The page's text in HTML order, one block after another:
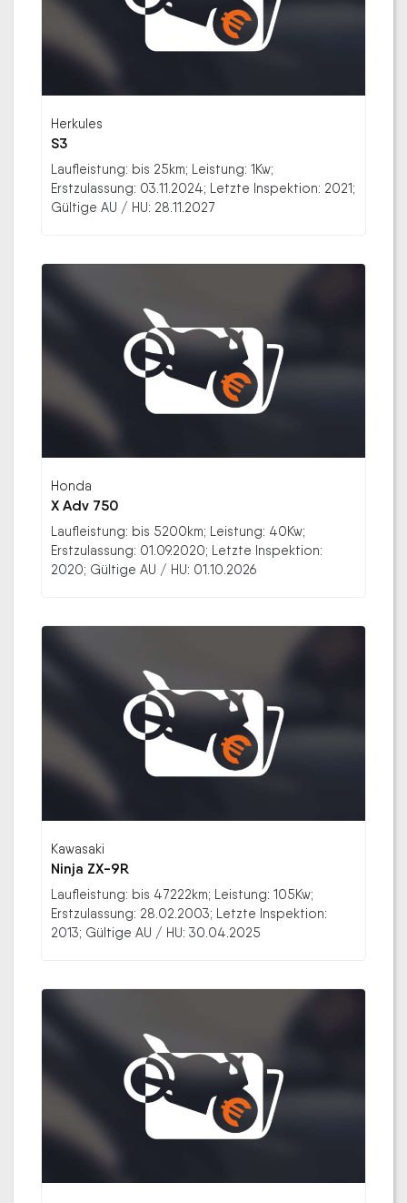
Herkules
S3
Laufleistung: bis 25km; Leistung: 1Kw;
Erstzulassung: 03.11.2024; Letzte Inspektion: 2021;
Gültige AU / HU: 28.11.2027
Honda
X Adv 750
Laufleistung: bis 5200km; Leistung: 40Kw;
Erstzulassung: 01.09.2020; Letzte Inspektion:
2020; Gültige AU / HU: 01.10.2026
Kawasaki
Ninja ZX-9R
Laufleistung: bis 47222km; Leistung: 105Kw;
Erstzulassung: 28.02.2003; Letzte Inspektion:
2013; Gültige AU / HU: 30.04.2025